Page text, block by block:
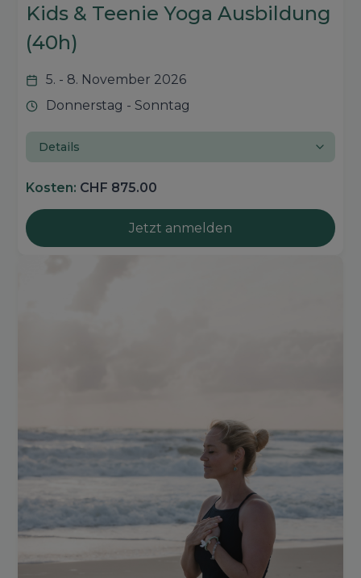
Kids & Teenie Yoga Ausbildung
(40h)
5. - 8. November 2026
Donnerstag - Sonntag
Details
Kosten: CHF 875.00
Jetzt anmelden